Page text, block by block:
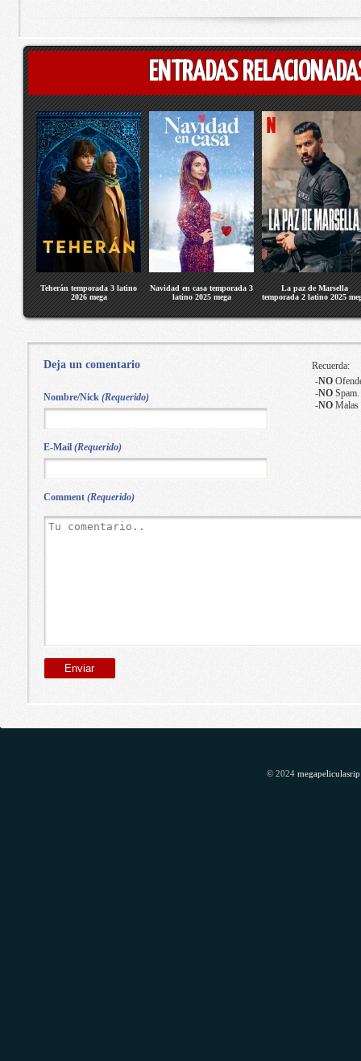
ENTRADAS
Teherán temporada 3 latino
2026 mega
Navidad en casa temporada 3
latino 2025 mega
La paz de Marsella
temporada 2 latino 2025
Deja un comentario
Comment (Requerido)
Recuerda:
-NO
-NOSpam.
-NOMalas
Nombre/Nick (Requerido)
E-Mail (Requerido)
© 2024 megapeliculasrip